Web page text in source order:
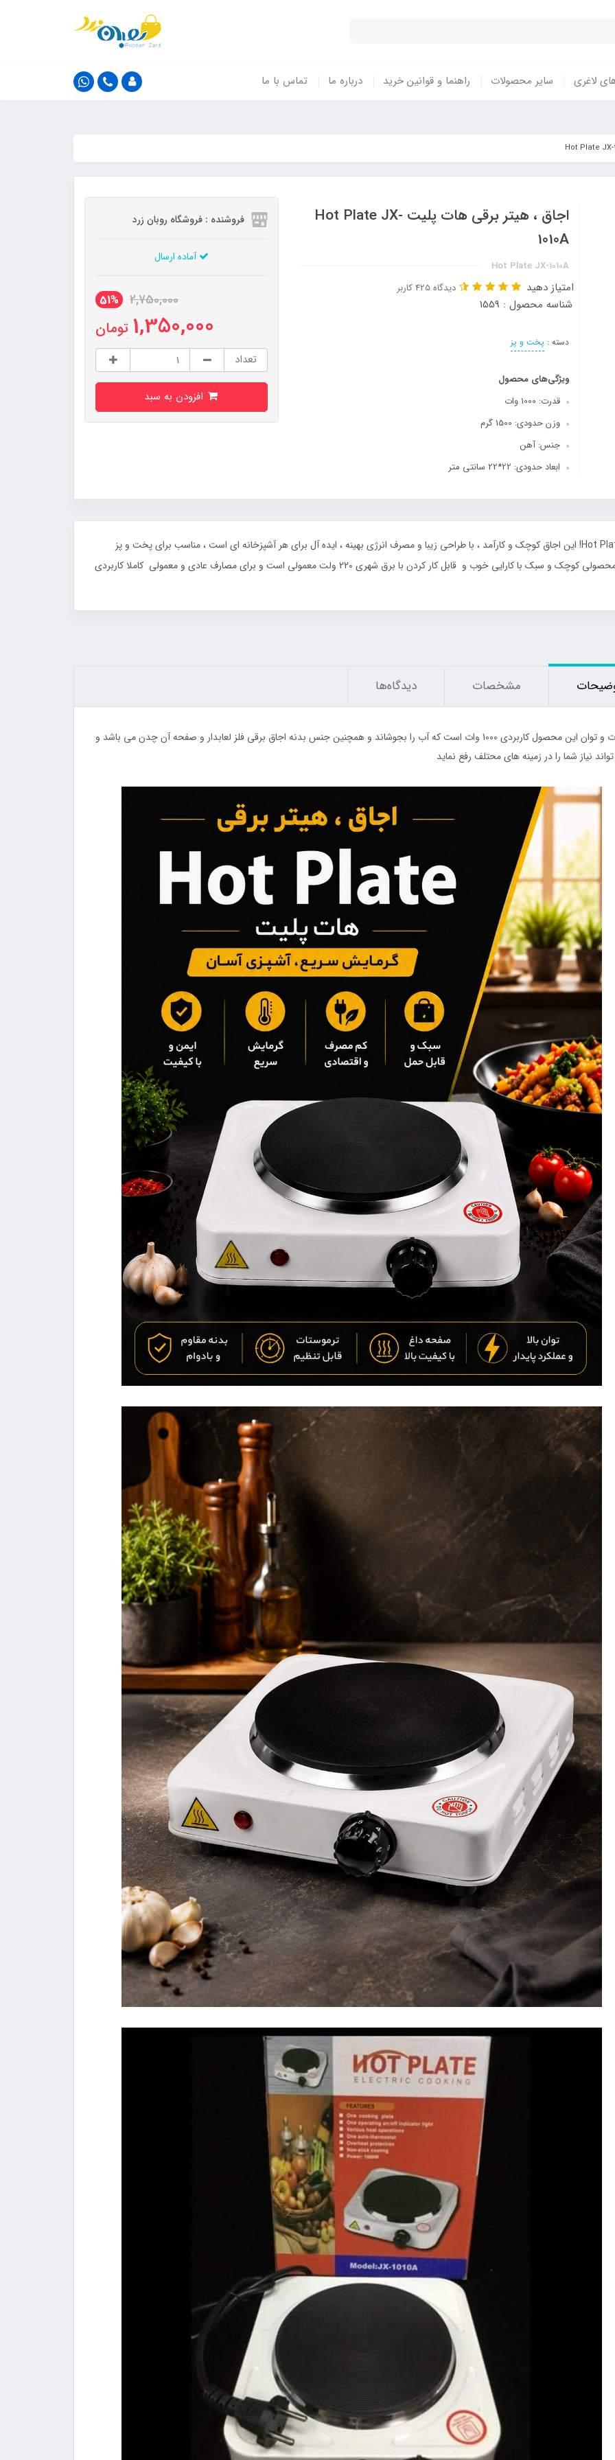
لاغری سایر محصولات راهنما و قوانین خرید درباره ما تماس با ما
اجاق ، هیتر برقی هات پلیت Hot Plate JX-
1010A
Hot Plate JX-1010A
امتیاز دهید دیدگاه 425 کاربر
شناسه محصول : 1559
دسته : پخت و پز
ویژگی‌های محصول
قدرت: 1000 وات
وزن حدودی: 1500 گرم
جنس: آهن
ابعاد حدودی: 22*22 سانتی متر
فروشنده : فروشگاه روبان زرد
آماده ارسال
2,750,000
51%
1,350,000 تومان
تعداد
آشپزی سریع و آسان با اجاق برقی هات پلیت Hot Plate JX-1010A! این اجاق کوچک و کارآمد ، با طراحی زیبا و مصرف انرژی بهینه ، ایده‌ آل برای هر آشپزخانه‌ ای است ، مناسب برای پخت‌ و پز
روزانه ، کمپینگ و فضاهای کوچک می باشد ، این دستگاه محصولی کوچک و سبک با کارایی خوب و قابل کار کردن با برق شهری 220 ولت معمولی است و برای مصارف عادی و معمولی کاملا کاربردی
شکم بند لاغری جلو قزن
1,250,000 تومان
چراغ قوه جیبی کوچک شارژی مگنتی چند
350,000
200,000 تومان
زیر قابلمه استیل کشویی وارداتی فائوشان
650,000
450,000 تومان
مشخصات دیدگاه‌ها
قدرت و توان این محصول کاربردی 1000 وات است که آب را بجوشاند و همچنین جنس بدنه اجاق برقی فلز لعابدار و صفحه آن چدن می باشد و
نیاز شما را در زمینه های محتلف رفع نماید